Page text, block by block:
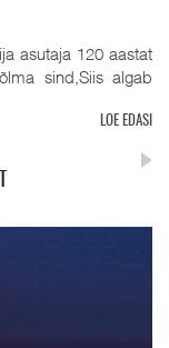
asutaja 120 aastat
sind,Siis algab
LOE EDASI